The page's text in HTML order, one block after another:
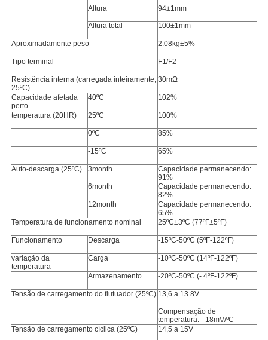
Altura 94±1mm
Altura total 100±1mm
Aproximadamente peso 2.08kg±5%
Tipo terminal F1/F2
Resistência interna (carregada inteiramente,
25ºC)
30mΩ
Capacidade afetada
perto
40ºC 102%
temperatura (20HR) 25ºC 100%
0ºC 85%
-15ºC 65%
Auto-descarga (25ºC) 3month
Capacidade permanecendo:
91%
6month
Capacidade permanecendo:
82%
12month
Capacidade permanecendo:
65%
Temperatura de funcionamento nominal
25ºC±3ºC (77ºF±5ºF)
Funcionamento Descarga -15ºC-50ºC (5ºF-122ºF)
variação da
temperatura
Carga -10ºC-50ºC (14ºF-122ºF)
Armazenamento -20ºC-50ºC (- 4ºF-122ºF)
Tensão de carregamento do flutuador (25ºC) 13,6 a 13.8V
Compensação de
temperatura: - 18mV/ºC
Tensão de carregamento cíclica (25ºC)
14,5 a 15V